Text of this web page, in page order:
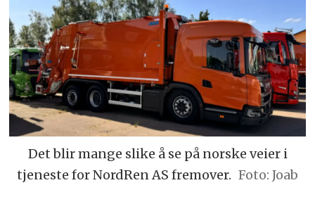
Det blir mange slike å se på norske veier i
tjeneste for NordRen AS fremover. Foto: Joab